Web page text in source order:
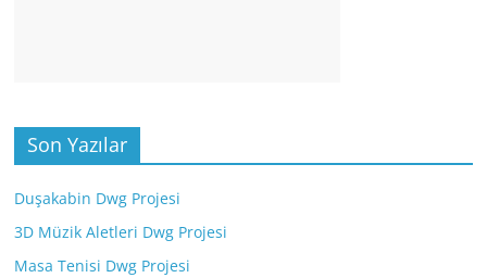
Son Yazılar
Duşakabin Dwg Projesi
3D Müzik Aletleri Dwg Projesi
Masa Tenisi Dwg Projesi